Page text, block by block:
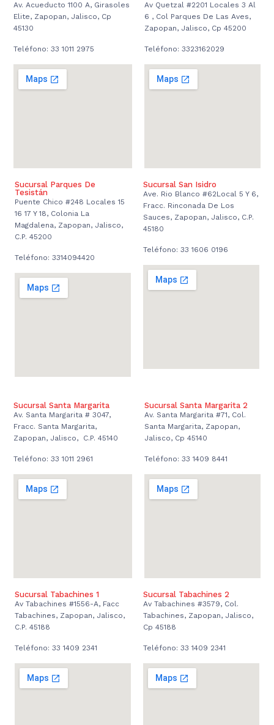
Av. Acueducto 1100 A, Girasoles
Elite, Zapopan, Jalisco, Cp
45130
Teléfono: 33 1011 2975
Av Quetzal #2201 Locales 3 Al
6 , Col Parques De Las Aves,
Zapopan, Jalisco, Cp 45200
Teléfono: 3323162029
Sucursal Parques De
Tesistán
Puente Chico #248 Locales 15
16 17 Y 18, Colonia La
Magdalena, Zapopan, Jalisco,
C.P. 45200
Teléfono: 3314094420
Sucursal San Isidro
Ave. Rio Blanco #62Local 5 Y 6,
Fracc. Rinconada De Los
Sauces, Zapopan, Jalisco, C.P.
45180
Teléfono: 33 1606 0196
Sucursal Santa Margarita
Av. Santa Margarita # 3047,
Fracc. Santa Margarita,
Zapopan, Jalisco, C.P. 45140
Teléfono: 33 1011 2961
Sucursal Santa Margarita 2
Av. Santa Margarita #71, Col.
Santa Margarita, Zapopan,
Jalisco, Cp 45140
Teléfono: 33 1409 8441
Sucursal Tabachines 1
Av Tabachines #1556-A, Facc
Tabachines, Zapopan, Jalisco,
C.P. 45188
Teléfono: 33 1409 2341
Sucursal Tabachines 2
Av Tabachines #3579, Col.
Tabachines, Zapopan, Jalisco,
Cp 45188
Teléfono: 33 1409 2341